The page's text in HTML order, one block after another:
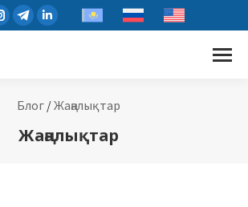
Блог/Жаңалықтар
Жаңалықтар